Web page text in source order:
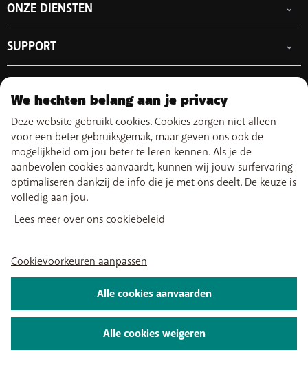
Smartphones
Prepaidkaarten
Internet
Boosters wifi
Tadaam
ONZE DIENSTEN
Data Jump
Free Data Day
Limiet buiten abonnement
Internationale tarieven
PayByMobile
SUPPORT
Verkooppunten
Verhuizen
Easy Switch
BASE optimaliseren of opzeggen
Simkaarten activeren
Beste Smartphones
Mijn aanrekening
Self install
TV kijken
My BASE-app
BASE TV-app
Vind ons ook op
Over ons Vacatures Persinformatie Wettelijke informatie
Voorwaarden
Privacybeleid Cookiebeleid Cookievoorkeuren aanpassen
2026 Telenet Group NV - Liersesteenweg 4, 2800 Mechelen - BTW BE
0462 925 669 - RPR Antwerpen afd. Mechelen
We hechten belang aan je privacy
Deze website gebruikt cookies. Cookies zorgen niet alleen
voor een beter gebruiksgemak, maar geven ons ook de
mogelijkheid om jou beter te leren kennen. Als je de
aanbevolen cookies aanvaardt, kunnen wij jouw surfervaring
optimaliseren dankzij de info die je met ons deelt. De keuze is
volledig aan jou.
Lees meer over ons cookiebeleid
Cookievoorkeuren aanpassen
Alle cookies weigeren
Alle cookies aanvaarden